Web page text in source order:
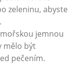
zeleninu, abyste
jemnou
mělo být
pečením.